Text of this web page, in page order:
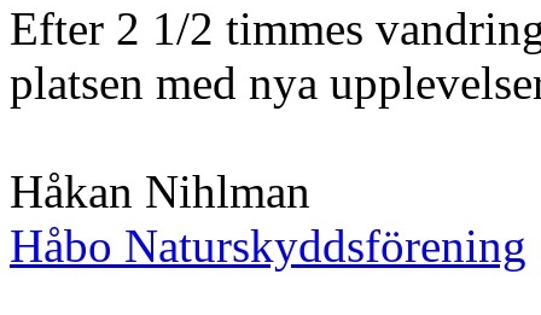
Efter 2 1/2 timmes
platsen med nya
Håkan Nihlman
Håbo Naturskyddsförening